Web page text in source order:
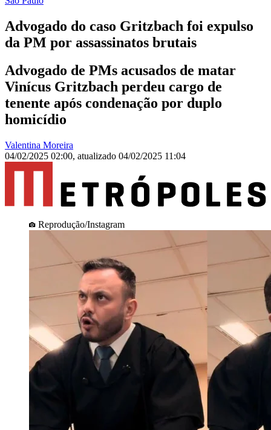
Advogado do caso Gritzbach foi expulso
da PM por assassinatos brutais
Advogado de PMs acusados de matar
Vinícus Gritzbach perdeu cargo de
tenente após condenação por duplo
homicídio
Valentina Moreira
04/02/2025 02:00, atualizado 04/02/2025 11:04
Reprodução/Instagram